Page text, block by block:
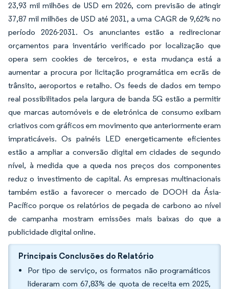
23,93 mil milhões de USD em 2026, com previsão de atingir
37,87 mil milhões de USD até 2031, a uma CAGR de 9,62% no
período 2026-2031. Os anunciantes estão a redirecionar
orçamentos para inventário verificado por localização que
opera sem cookies de terceiros, e esta mudança está a
aumentar a procura por licitação programática em ecrãs de
trânsito, aeroportos e retalho. Os feeds de dados em tempo
real possibilitados pela largura de banda 5G estão a permitir
que marcas automóveis e de eletrónica de consumo exibam
criativos com gráficos em movimento que anteriormente eram
impraticáveis. Os painéis LED energeticamente eficientes
estão a ampliar a conversão digital em cidades de segundo
nível, à medida que a queda nos preços dos componentes
reduz o investimento de capital. As empresas multinacionais
também estão a favorecer o mercado de DOOH da Ásia-
Pacífico porque os relatórios de pegada de carbono ao nível
de campanha mostram emissões mais baixas do que a
publicidade digital online.
Principais Conclusões do Relatório
Por tipo de serviço, os formatos não programáticos
lideraram com 67,83% de quota de receita em 2025,